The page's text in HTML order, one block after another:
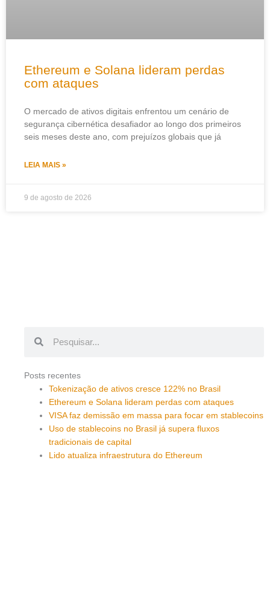
Ethereum e Solana lideram perdas
com ataques
O mercado de ativos digitais enfrentou um cenário de
segurança cibernética desafiador ao longo dos primeiros
seis meses deste ano, com prejuízos globais que já
LEIA MAIS »
9 de agosto de 2026
Posts recentes
Tokenização de ativos cresce 122% no Brasil
Ethereum e Solana lideram perdas com ataques
VISA faz demissão em massa para focar em stablecoins
Uso de stablecoins no Brasil já supera fluxos
tradicionais de capital
Lido atualiza infraestrutura do Ethereum